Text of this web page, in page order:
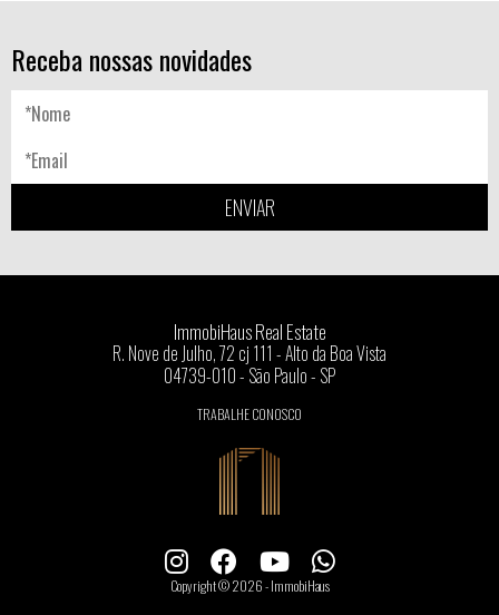
Receba nossas novidades
ENVIAR
ImmobiHaus Real Estate
R. Nove de Julho, 72 cj 111 - Alto da Boa Vista
04739-010 - São Paulo - SP
TRABALHE CONOSCO
Copyright © 2026 - ImmobiHaus